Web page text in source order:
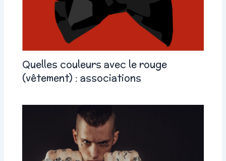
Quelles couleurs avec le rouge
(vêtement) : associations